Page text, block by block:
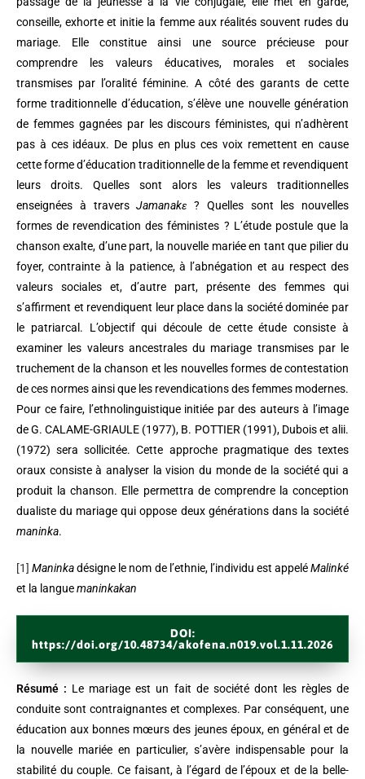
conseille, exhorte et initie la femme aux réalités souvent rudes du
mariage. Elle constitue ainsi une source précieuse pour
comprendre les valeurs éducatives, morales et sociales
transmises par l’oralité féminine. A côté des garants de cette
forme traditionnelle d’éducation, s’élève une nouvelle génération
de femmes gagnées par les discours féministes, qui n’adhèrent
pas à ces idéaux. De plus en plus ces voix remettent en cause
cette forme d’éducation traditionnelle de la femme et revendiquent
leurs droits. Quelles sont alors les valeurs traditionnelles
enseignées à traversJamanakɛ ? Quelles sont les nouvelles
formes de revendication des féministes ? L’étude postule que la
chanson exalte, d’une part, la nouvelle mariée en tant que pilier du
foyer, contrainte à la patience, à l’abnégation et au respect des
valeurs sociales et, d’autre part, présente des femmes qui
s’affirment et revendiquent leur place dans la société dominée par
le patriarcal. L’objectif qui découle de cette étude consiste à
examiner les valeurs ancestrales du mariage transmises par le
truchement de la chanson et les nouvelles formes de contestation
de ces normes ainsi que les revendications des femmes modernes.
Pour ce faire, l’ethnolinguistique initiée par des auteurs à l’image
de G. CALAME-GRIAULE (1977), B. POTTIER (1991), Dubois et alii.
(1972) sera sollicitée. Cette approche pragmatique des textes
oraux consiste à analyser la vision du monde de la société qui a
produit la chanson. Elle permettra de comprendre la conception
dualiste du mariage qui oppose deux générations dans la société
maninka.
[1] Maninkadésigne le nom de l’ethnie, l’individu est appeléMalinké
et la languemaninkakan
DOI:
https://doi.org/10.48734/akofena.n019.vol.1.11.2026
Résumé : Le mariage est un fait de société dont les règles de
conduite sont contraignantes et complexes. Par conséquent, une
éducation aux bonnes mœurs des jeunes époux, en général et de
la nouvelle mariée en particulier, s’avère indispensable pour la
stabilité du couple. Ce faisant, à l’égard de l’époux et de la belle-